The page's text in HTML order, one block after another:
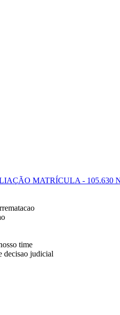
MATRÍCULA - 105.630
time
decisao judicial